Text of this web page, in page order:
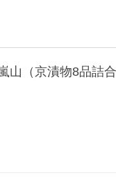
山（京漬物8品詰